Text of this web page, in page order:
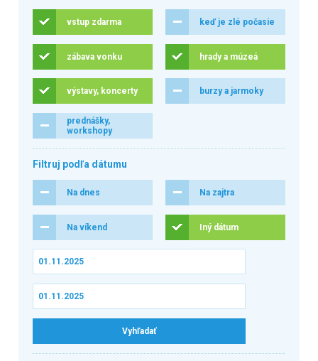
vstup zdarma keď je zlé počasie
zábava vonku hrady a múzeá
výstavy, koncerty burzy a jarmoky
prednášky,
workshopy
Filtruj podľa dátumu
Na dnes Na zajtra
Na víkend Iný dátum